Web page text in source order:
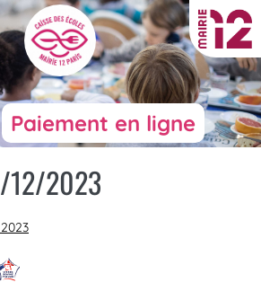
Paiement en ligne
12/2023